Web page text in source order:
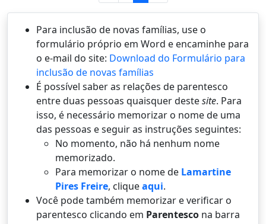
Para inclusão de novas famílias, use o
formulário próprio em Word e encaminhe para
o e-mail do site: Download do Formulário para
inclusão de novas famílias
É possí­vel saber as relações de parentesco
entre duas pessoas quaisquer destesite. Para
isso, é necessário memorizar o nome de uma
das pessoas e seguir as instruções seguintes:
No momento, não há nenhum nome
memorizado.
Para memorizar o nome de Lamartine
Pires Freire, cliqueaqui.
Você pode também memorizar e verificar o
parentesco clicando em Parentesco na barra